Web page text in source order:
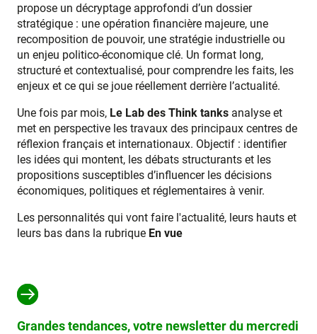
propose un décryptage approfondi d’un dossier
stratégique : une opération financière majeure, une
recomposition de pouvoir, une stratégie industrielle ou
un enjeu politico-économique clé. Un format long,
structuré et contextualisé, pour comprendre les faits, les
enjeux et ce qui se joue réellement derrière l’actualité.
Une fois par mois, Le Lab des Think tanks analyse et
met en perspective les travaux des principaux centres de
réflexion français et internationaux. Objectif : identifier
les idées qui montent, les débats structurants et les
propositions susceptibles d’influencer les décisions
économiques, politiques et réglementaires à venir.
Les personnalités qui vont faire l'actualité, leurs hauts et
leurs bas dans la rubrique En vue
Grandes tendances, votre newsletter du mercredi